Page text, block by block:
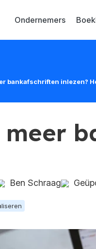
Ondernemers
bankafschriften inlezen?
Ben Schraag